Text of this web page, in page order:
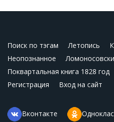
Поиск по тэгам Летопись
Неопознанное
Поквартальная книга 1828 год
Регистрация
Вход на сайт
Вконтакте